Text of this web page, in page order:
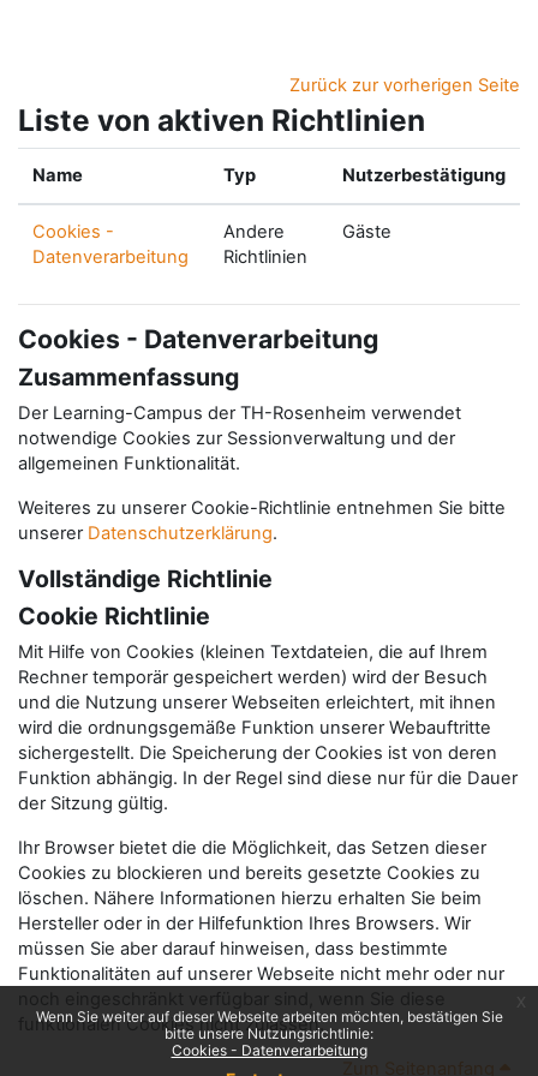
Wenn Sie weiter auf dieser Webseite arbeiten möchten, bestätigen Sie
bitte unsere Nutzungsrichtlinie:
Cookies - Datenverarbeitung
Zurück zur vorherigen Seite
Liste von aktiven Richtlinien
Name Typ Nutzerbestätigung
Cookies -
Datenverarbeitung
Andere
Richtlinien
Gäste
Cookies - Datenverarbeitung
Zusammenfassung
Der Learning-Campus der TH-Rosenheim verwendet
notwendige Cookies zur Sessionverwaltung und der
allgemeinen Funktionalität.
Weiteres zu unserer Cookie-Richtlinie entnehmen Sie bitte
unserer Datenschutzerklärung.
Vollständige Richtlinie
Cookie Richtlinie
Mit Hilfe von Cookies (kleinen Textdateien, die auf Ihrem
Rechner temporär gespeichert werden) wird der Besuch
und die Nutzung unserer Webseiten erleichtert, mit ihnen
wird die ordnungsgemäße Funktion unserer Webauftritte
sichergestellt. Die Speicherung der Cookies ist von deren
Funktion abhängig. In der Regel sind diese nur für die Dauer
der Sitzung gültig.
Ihr Browser bietet die die Möglichkeit, das Setzen dieser
Cookies zu blockieren und bereits gesetzte Cookies zu
löschen. Nähere Informationen hierzu erhalten Sie beim
Hersteller oder in der Hilfefunktion Ihres Browsers. Wir
müssen Sie aber darauf hinweisen, dass bestimmte
Funktionalitäten auf unserer Webseite nicht mehr oder nur
funktionalen Cookies nicht zulassen.